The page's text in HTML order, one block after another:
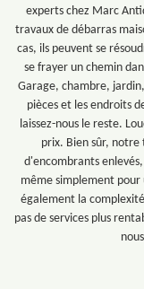
experts chez Marc
travaux de débarras
cas, ils peuvent se
se frayer un chemin
Garage, chambre,
pièces et les endroits
laissez-nous le reste.
prix. Bien sûr,
d'encombrants
même simplement pour
également la
pas de services plus